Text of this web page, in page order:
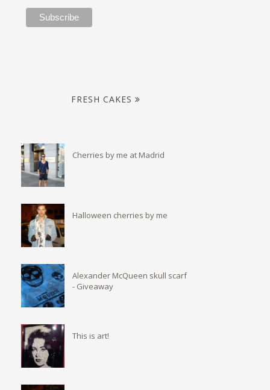
FRESH CAKES
Cherries by me at Madrid
Halloween cherries by me
Alexander McQueen skull scarf
- Giveaway
This is art!